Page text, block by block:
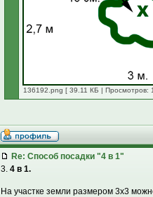
136192.png [ 39.11 КБ | Просмотров:
Re: Способ посадки "4 в 1"
3. 4 в 1.
На участке земли размером 3х3